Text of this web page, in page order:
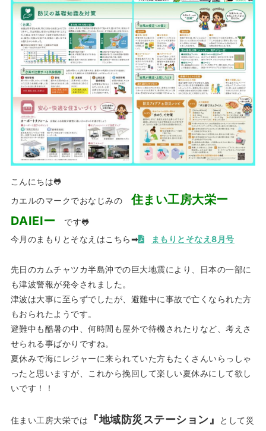
こんにちは🐸
カエルのマークでおなじみの住まい工房大栄ー
DAIEIー
です🐸
今月のまもりとそなえはこちら➡
まもりとそなえ8月号
先日のカムチャツカ半島沖での巨大地震により、日本の一部に
も津波警報が発令されました。
津波は大事に至らずでしたが、避難中に事故で亡くなられた方
もおられたようです。
避難中も酷暑の中、何時間も屋外で待機されたりなど、考えさ
せられる事ばかりですね。
夏休みで海にレジャーに来られていた方もたくさんいらっしゃ
ったと思いますが、これから挽回して楽しい夏休みにして欲し
いです！！
住まい工房大栄では 『地域防災ステーション』
として災